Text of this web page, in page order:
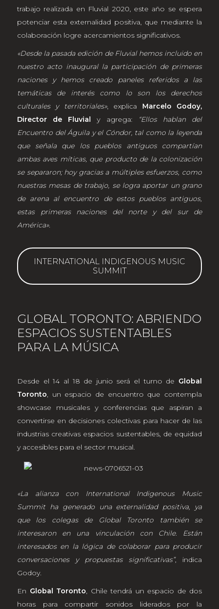
trabajo realizada en Fluvial 2020, este año se espera
potenciar esta externalidad positiva, que mediante la
colaboración logre acercamientos significativos.
«Desde la pasada edición de Fluvial hemos incluido en
nuestro acto inaugural la participación de primeras
naciones y hemos creado paneles referidos a las
temáticas de interés como lo son los derechos
culturales y territoriales», explica Marcelo Godoy,
Director de Fluvial y agrega:
“Ellos hablan del
Encuentro del Águila y el Cóndor, tal como la leyenda
que señala que los pueblos antiguos compartían
ambas aves míticas, que producto de la colonización
se separaron; hoy gracias a múltiples esfuerzos, como
nuestras mesas de trabajo, se logra aportar un grano
de arena al encuentro de estos pueblos antiguos,
estas primeras naciones del norte y del sur de
América».
INTERNATIONAL INDIGENOUS MUSIC
SUMMIT
GLOBAL TORONTO: ABRIENDO
ESPACIOS SUSTENTABLES
PARA LA MÚSICA
Desde el 14 al 18 de junio será el turno de Global
Toronto, un espacio de encuentro que contempla
showcase musicales y conferencias que aspiran a
convertirse en decisiones colectivas para hacer de las
industrias creativas espacios sustentables, de equidad
y accesibles para el sector musical.
«La alianza con International Indigenous Music
Summit ha generado una externalidad positiva, ya
que los colegas de Global Toronto también se
interesaron en una vinculación con Chile. Están
interesados en la lógica de colaborar para producir
conversaciones y propuestas significativas”, indica
Godoy.
En Global Toronto, Chile tendrá un espacio de dos
horas para compartir sonidos liderados por la